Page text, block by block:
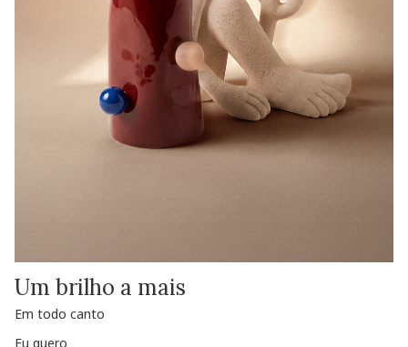
Um brilho a mais
Em todo canto
Eu quero